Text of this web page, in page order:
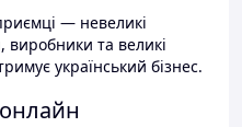
— невеликі
виробники та великі
український бізнес.